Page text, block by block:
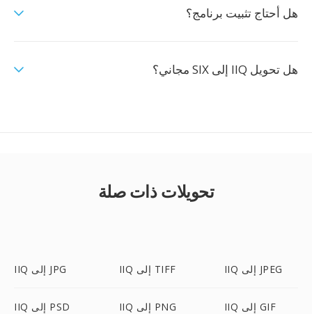
هل أحتاج تثبيت برنامج؟
هل تحويل IIQ إلى SIX مجاني؟
تحويلات ذات صلة
IIQ إلى JPG IIQ إلى TIFF IIQ إلى JPEG
IIQ إلى PSD IIQ إلى PNG IIQ إلى GIF